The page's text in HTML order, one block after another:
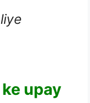
ke upay